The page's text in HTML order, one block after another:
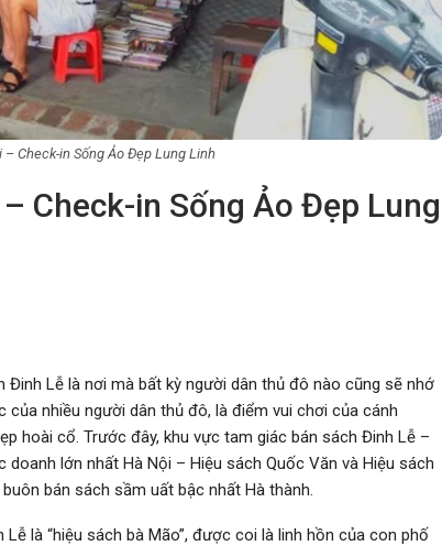
– Check-in Sống Ảo Đẹp Lung Linh
Check-in Sống Ảo Đẹp Lung
Lễ là nơi mà bất kỳ người dân thủ đô nào cũng sẽ nhớ
nhiều người dân thủ đô, là điểm vui chơi của cánh
hoài cổ. Trước đây, khu vực tam giác bán sách Đinh Lễ –
lớn nhất Hà Nội – Hiệu sách Quốc Văn và Hiệu sách
bán sách sầm uất bậc nhất Hà thành.
là “hiệu sách bà Mão”, được coi là linh hồn của con phố